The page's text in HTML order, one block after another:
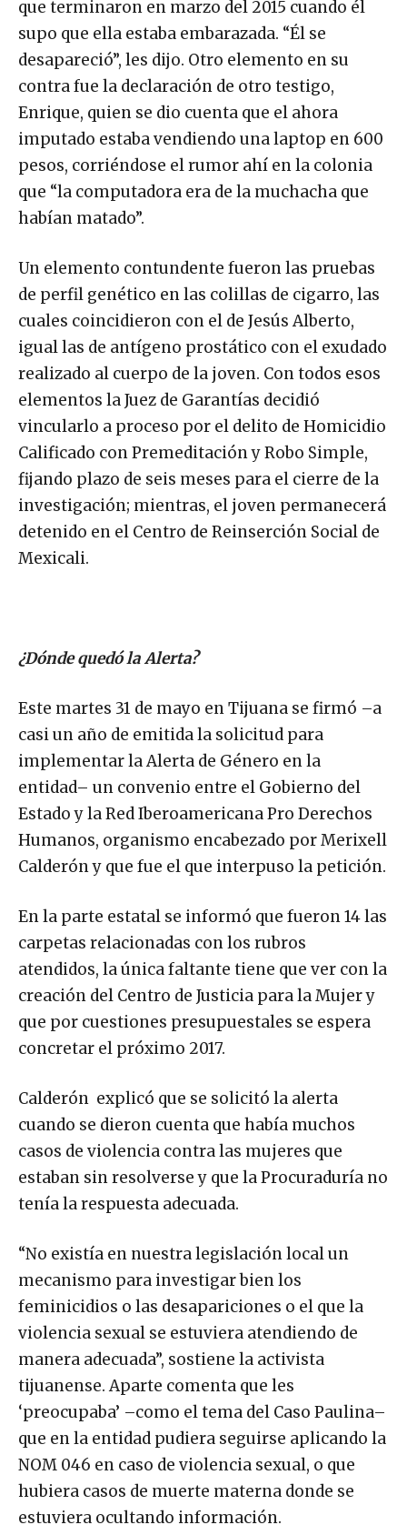
que terminaron en marzo del 2015 cuando él
supo que ella estaba embarazada. “Él se
desapareció”, les dijo. Otro elemento en su
contra fue la declaración de otro testigo,
Enrique, quien se dio cuenta que el ahora
imputado estaba vendiendo una laptop en 600
pesos, corriéndose el rumor ahí en la colonia
que “la computadora era de la muchacha que
habían matado”.
Un elemento contundente fueron las pruebas
de perfil genético en las colillas de cigarro, las
cuales coincidieron con el de Jesús Alberto,
igual las de antígeno prostático con el exudado
realizado al cuerpo de la joven. Con todos esos
elementos la Juez de Garantías decidió
vincularlo a proceso por el delito de Homicidio
Calificado con Premeditación y Robo Simple,
fijando plazo de seis meses para el cierre de la
investigación; mientras, el joven permanecerá
detenido en el Centro de Reinserción Social de
Mexicali.
¿Dónde quedó la Alerta?
Este martes 31 de mayo en Tijuana se firmó –a
casi un año de emitida la solicitud para
implementar la Alerta de Género en la
entidad– un convenio entre el Gobierno del
Estado y la Red Iberoamericana Pro Derechos
Humanos, organismo encabezado por Merixell
Calderón y que fue el que interpuso la petición.
En la parte estatal se informó que fueron 14 las
carpetas relacionadas con los rubros
atendidos, la única faltante tiene que ver con la
creación del Centro de Justicia para la Mujer y
que por cuestiones presupuestales se espera
concretar el próximo 2017.
Calderón explicó que se solicitó la alerta
cuando se dieron cuenta que había muchos
casos de violencia contra las mujeres que
estaban sin resolverse y que la Procuraduría no
tenía la respuesta adecuada.
“No existía en nuestra legislación local un
mecanismo para investigar bien los
feminicidios o las desapariciones o el que la
violencia sexual se estuviera atendiendo de
manera adecuada”, sostiene la activista
tijuanense. Aparte comenta que les
‘preocupaba’ –como el tema del Caso Paulina–
que en la entidad pudiera seguirse aplicando la
NOM 046 en caso de violencia sexual, o que
hubiera casos de muerte materna donde se
estuviera ocultando información.